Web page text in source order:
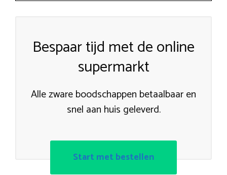
Bespaar tijd met de online
supermarkt
Alle zware boodschappen betaalbaar en
snel aan huis geleverd.
Start met bestellen